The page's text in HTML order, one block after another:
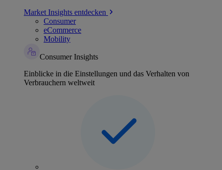
Market Insights entdecken
Consumer
eCommerce
Mobility
Consumer Insights
Einblicke in die Einstellungen und das Verhalten von
Verbrauchern weltweit